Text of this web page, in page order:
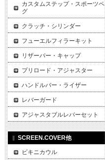
カスタムステップ・スポーツペ
グ
クラッチ・シリンダー
フューエルフィラーキット
リザーバー・キャップ
プリロード・アジャスター
ハンドルバー・ライザー
レバーガード
アジャスタブルレバーセット
SCREEN.COVER他
ビキニカウル